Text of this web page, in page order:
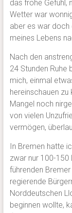
das frohe Gefühl,
Wetter war
aber es war doch
meines Lebens
Nach den
24 Stunden Ruhe
mich, einmal
hereinschauen
Mangel noch
von vielen
vermögen,
In Bremen hatte
zwar nur 100-150
führenden
regierende
Norddeutschen
beginnen wollte,